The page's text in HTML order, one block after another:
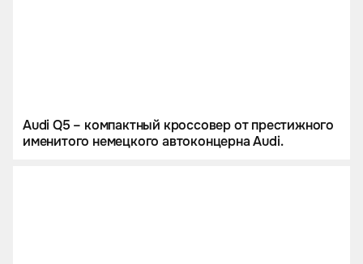
Audi Q5 – компактный кроссовер от престижного
именитого немецкого автоконцерна Audi.